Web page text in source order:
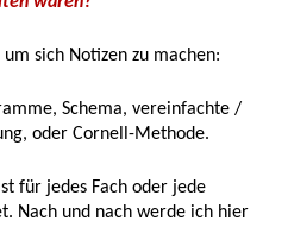
sich Notizen zu machen:
Schema, vereinfachte /
oder Cornell-Methode.
für jedes Fach oder jede
Nach und nach werde ich hier